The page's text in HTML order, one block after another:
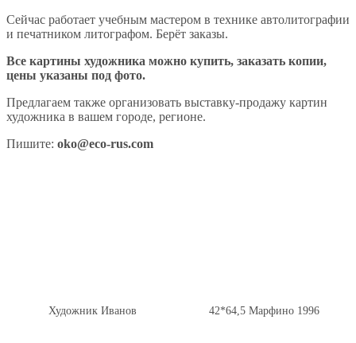
Сейчас работает учебным мастером в технике автолитографии
и печатником литографом. Берёт заказы.
Все картины художника можно купить, заказать копии,
цены указаны под фото.
Предлагаем также организовать выставку-продажу картин
художника в вашем городе, регионе.
Пишите: oko@eco-rus.com
Художник Иванов 42*64,5 Марфино 1996